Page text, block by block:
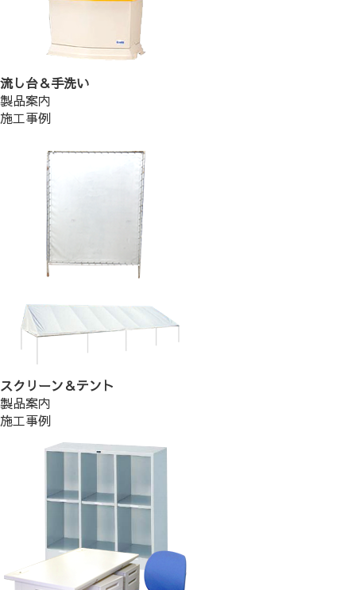
流し台＆手洗い
製品案内
施工事例
スクリーン＆テント
製品案内
施工事例